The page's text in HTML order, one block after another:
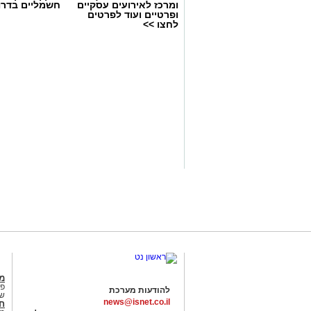
עיריית ראשון לציון
ומרכז לאירועים עסקיים
ופרטיים ועוד לפרטים
לחצו >>
חשמליים
להודעות מערכת
news@isnet.co.il